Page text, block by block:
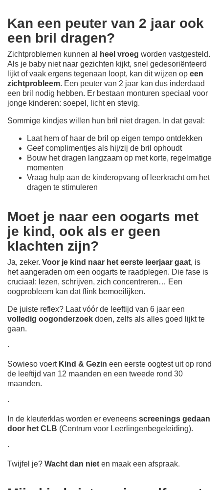
Kan een peuter van 2 jaar ook
een bril dragen?
Zichtproblemen kunnen al heel vroeg worden vastgesteld.
Als je baby niet naar gezichten kijkt, snel gedesoriënteerd
lijkt of vaak ergens tegenaan loopt, kan dit wijzen op een
zichtprobleem. Een peuter van 2 jaar kan dus inderdaad
een bril nodig hebben. Er bestaan monturen speciaal voor
jonge kinderen: soepel, licht en stevig.
Sommige kindjes willen hun bril niet dragen. In dat geval:
Laat hem of haar de bril op eigen tempo ontdekken
Geef complimentjes als hij/zij de bril ophoudt
Bouw het dragen langzaam op met korte, regelmatige
momenten
Vraag hulp aan de kinderopvang of leerkracht om het
dragen te stimuleren
Moet je naar een oogarts met
je kind, ook als er geen
klachten zijn?
Ja, zeker. Voor je kind naar het eerste leerjaar gaat, is
het aangeraden om een oogarts te raadplegen. Die fase is
cruciaal: lezen, schrijven, zich concentreren… Een
oogprobleem kan dat flink bemoeilijken.
De juiste reflex? Laat vóór de leeftijd van 6 jaar een
volledig oogonderzoek doen, zelfs als alles goed lijkt te
gaan.
·
Sowieso voert Kind & Gezin een eerste oogtest uit op rond
de leeftijd van 12 maanden en een tweede rond 30
maanden.
·
In de kleuterklas worden er eveneens screenings gedaan
door het CLB (Centrum voor Leerlingenbegeleiding).
·
Twijfel je? Wacht dan niet en maak een afspraak.